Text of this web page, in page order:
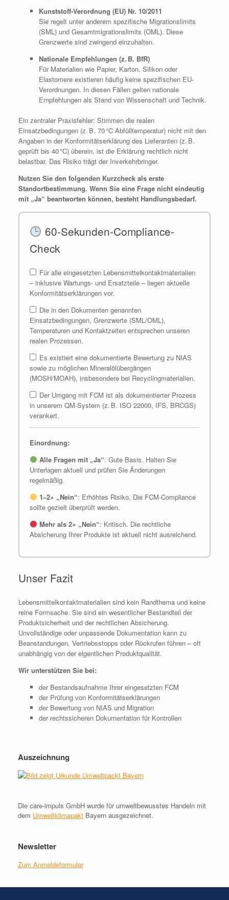
Kunststoff-Verordnung (EU) Nr. 10/2011
Sie regelt unter anderem spezifische Migrationslimits
(SML) und Gesamtmigrationslimits (OML). Diese
Grenzwerte sind zwingend einzuhalten.
Nationale Empfehlungen (z. B. BfR)
Für Materialien wie Papier, Karton, Silikon oder
Elastomere existieren häufig keine spezifischen EU-
Verordnungen. In diesen Fällen gelten nationale
Empfehlungen als Stand von Wissenschaft und Technik.
Ein zentraler Praxisfehler: Stimmen die realen
Einsatzbedingungen (z. B. 70 °C Abfülltemperatur) nicht mit den
Angaben in der Konformitätserklärung des Lieferanten (z. B.
geprüft bis 40 °C) überein, ist die Erklärung rechtlich nicht
belastbar. Das Risiko trägt der Inverkehrbringer.
Nutzen Sie den folgenden Kurzcheck als erste
Standortbestimmung. Wenn Sie eine Frage nicht eindeutig
mit „Ja“ beantworten können, besteht Handlungsbedarf.
60-Sekunden-Compliance-
Check
Für alle eingesetzten Lebensmittelkontaktmaterialien
– inklusive Wartungs- und Ersatzteile – liegen aktuelle
Konformitätserklärungen vor.
Die in den Dokumenten genannten
Einsatzbedingungen, Grenzwerte (SML/OML),
Temperaturen und Kontaktzeiten entsprechen unseren
realen Prozessen.
Es existiert eine dokumentierte Bewertung zu NIAS
sowie zu möglichen Mineralölübergängen
(MOSH/MOAH), insbesondere bei Recyclingmaterialien.
Der Umgang mit FCM ist als dokumentierter Prozess
in unserem QM-System (z. B. ISO 22000, IFS, BRCGS)
verankert.
Einordnung:
Alle Fragen mit „Ja“: Gute Basis. Halten Sie
Unterlagen aktuell und prüfen Sie Änderungen
regelmäßig.
1–2× „Nein“: Erhöhtes Risiko. Die FCM-Compliance
sollte gezielt überprüft werden.
Mehr als 2× „Nein“: Kritisch. Die rechtliche
Absicherung Ihrer Produkte ist aktuell nicht ausreichend.
Unser Fazit
Lebensmittelkontaktmaterialien sind kein Randthema und keine
reine Formsache. Sie sind ein wesentlicher Bestandteil der
Produktsicherheit und der rechtlichen Absicherung.
Unvollständige oder unpassende Dokumentation kann zu
Beanstandungen, Vertriebsstopps oder Rückrufen führen – oft
unabhängig von der eigentlichen Produktqualität.
Wir unterstützen Sie bei:
der Bestandsaufnahme Ihrer eingesetzten FCM
der Prüfung von Konformitätserklärungen
der Bewertung von NIAS und Migration
der rechtssicheren Dokumentation für Kontrollen
Auszeichnung
Die care-impuls GmbH wurde für umweltbewusstes Handeln mit
dem Umweltklimapakt Bayern ausgezeichnet.
Newsletter
Zum Anmeldeformular